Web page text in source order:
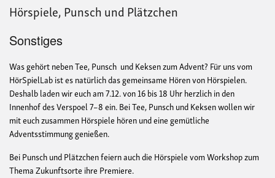
Hörspiele, Punsch und Plätzchen
Sonstiges
Was gehört neben Tee, Punsch und Keksen zum Advent? Für uns vom
HörSpielLab ist es natürlich das gemeinsame Hören von Hörspielen.
Deshalb laden wir euch am 7.12. von 16 bis 18 Uhr herzlich in den
Innenhof des Verspoel 7–8 ein. Bei Tee, Punsch und Keksen wollen wir
mit euch zusammen Hörspiele hören und eine gemütliche
Adventsstimmung genießen.
Bei Punsch und Plätzchen feiern auch die Hörspiele vom Workshop zum
Thema Zukunftsorte ihre Premiere.